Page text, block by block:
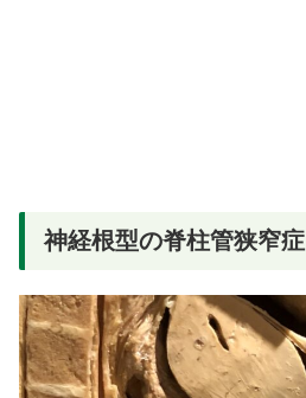
神経根型の脊柱管狭窄症